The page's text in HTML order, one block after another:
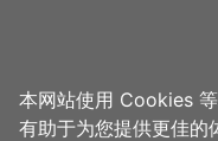
页
>
方
物
本网站使用 Cookies
有助于为您提供更佳的